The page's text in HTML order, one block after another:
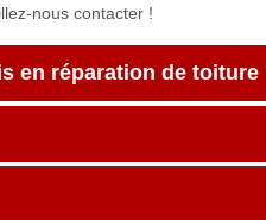
nous contacter !
en réparation de toiture